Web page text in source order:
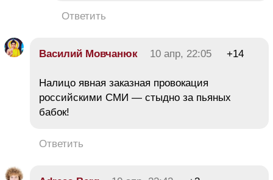
Ответить
Василий Мовчанюк 10 апр, 22:05 +14
Налицо явная заказная провокация
российскими СМИ — стыдно за пьяных
бабок!
Ответить